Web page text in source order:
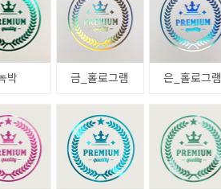
박 금_홀로그램 은_홀로그램